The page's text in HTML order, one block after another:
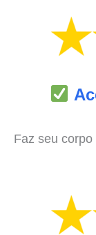
Faz seu